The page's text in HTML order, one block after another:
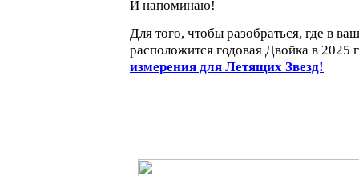
И напоминаю!
Для того, чтобы разобраться, где в
расположится годовая Двойка в 2025
измерения для Летящих Звезд!